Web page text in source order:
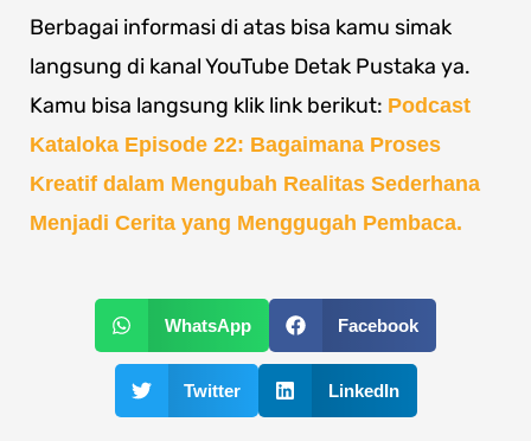
Berbagai informasi di atas bisa kamu simak
langsung di kanal YouTube Detak Pustaka ya.
Kamu bisa langsung klik link berikut: Podcast
Kataloka Episode 22: Bagaimana Proses
Kreatif dalam Mengubah Realitas Sederhana
Menjadi Cerita yang Menggugah Pembaca.
WhatsApp Facebook
Twitter LinkedIn